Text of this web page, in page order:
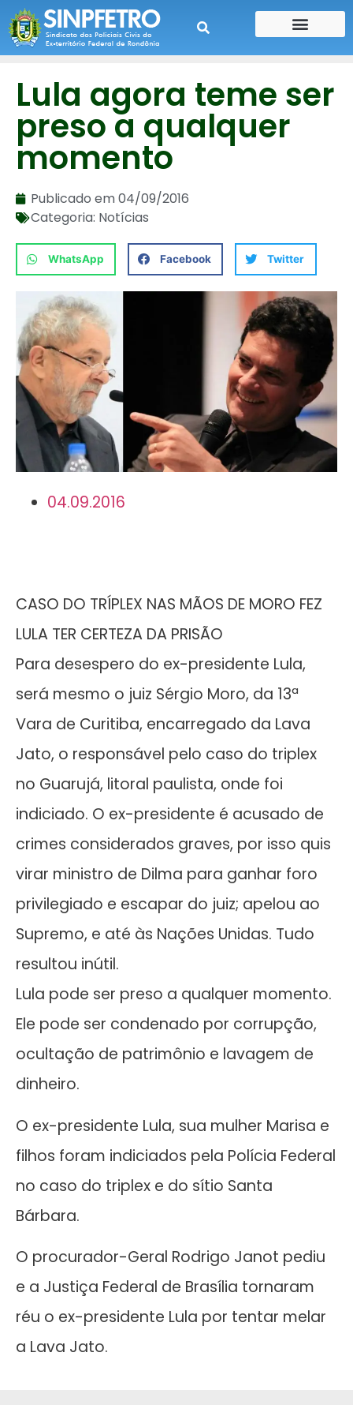
Lula agora teme ser
preso a qualquer
momento
Publicado em04/09/2016
Categoria: Notícias
WhatsApp Facebook Twitter
04.09.2016
CASO DO TRÍPLEX NAS MÃOS DE MORO FEZ
LULA TER CERTEZA DA PRISÃO
Para desespero do ex-presidente Lula,
será mesmo o juiz Sérgio Moro, da 13ª
Vara de Curitiba, encarregado da Lava
Jato, o responsável pelo caso do triplex
no Guarujá, litoral paulista, onde foi
indiciado. O ex-presidente é acusado de
crimes considerados graves, por isso quis
virar ministro de Dilma para ganhar foro
privilegiado e escapar do juiz; apelou ao
Supremo, e até às Nações Unidas. Tudo
resultou inútil.
Lula pode ser preso a qualquer momento.
Ele pode ser condenado por corrupção,
ocultação de patrimônio e lavagem de
dinheiro.
O ex-presidente Lula, sua mulher Marisa e
filhos foram indiciados pela Polícia Federal
no caso do triplex e do sítio Santa
Bárbara.
O procurador-Geral Rodrigo Janot pediu
e a Justiça Federal de Brasília tornaram
réu o ex-presidente Lula por tentar melar
a Lava Jato.